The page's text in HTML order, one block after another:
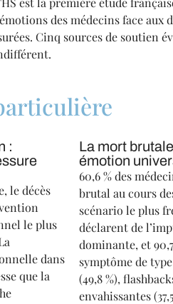
des médecins face aux
Cinq sources de soutien
:
le décès
le plus
dans
que la
La mort
émotion
60,6 % des
brutal au cours
scénario le plus
déclarent de
dominante, et
symptôme de
(49,8 %),
envahissantes